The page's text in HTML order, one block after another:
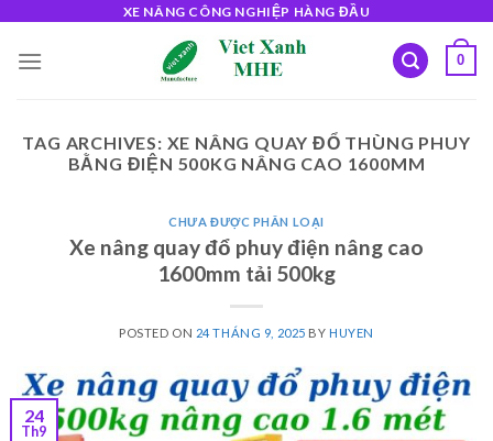
content
XE NÂNG CÔNG NGHIỆP HÀNG ĐẦU
0
TAG ARCHIVES: XE NÂNG QUAY ĐỔ THÙNG PHUY
BẰNG ĐIỆN 500KG NÂNG CAO 1600MM
CHƯA ĐƯỢC PHÂN LOẠI
Xe nâng quay đổ phuy điện nâng cao
1600mm tải 500kg
POSTED ON 24 THÁNG 9, 2025 BY HUYEN
24
Th9